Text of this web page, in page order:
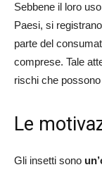
Sebbene il loro
Paesi, si
parte del
comprese. Tale
rischi che
Le
Gli insetti sono